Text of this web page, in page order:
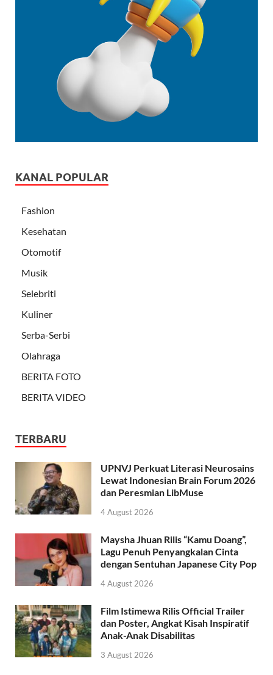
KANAL POPULAR
Fashion
Kesehatan
Otomotif
Musik
Selebriti
Kuliner
Serba-Serbi
Olahraga
BERITA FOTO
BERITA VIDEO
TERBARU
UPNVJ Perkuat Literasi Neurosains
Lewat Indonesian Brain Forum 2026
dan Peresmian LibMuse
4 August 2026
Maysha Jhuan Rilis “Kamu Doang”,
Lagu Penuh Penyangkalan Cinta
dengan Sentuhan Japanese City Pop
4 August 2026
Film Istimewa Rilis Official Trailer
dan Poster, Angkat Kisah Inspiratif
Anak-Anak Disabilitas
3 August 2026